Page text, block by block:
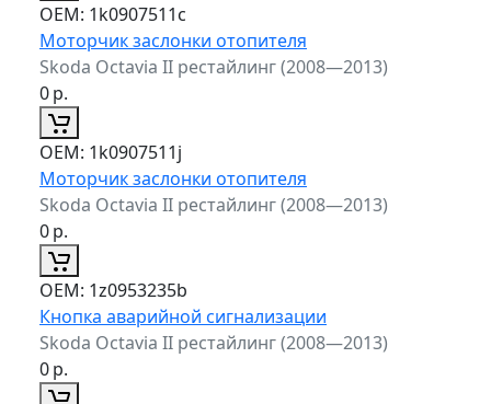
ОЕМ: 1k0907511c
Моторчик заслонки отопителя
Skoda Octavia II рестайлинг (2008—2013)
0р.
ОЕМ: 1k0907511j
Моторчик заслонки отопителя
Skoda Octavia II рестайлинг (2008—2013)
0р.
ОЕМ: 1z0953235b
Кнопка аварийной сигнализации
Skoda Octavia II рестайлинг (2008—2013)
0р.